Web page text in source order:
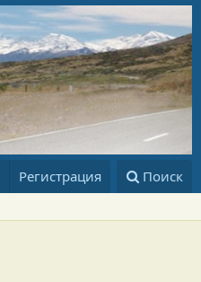
Регистрация Поиск